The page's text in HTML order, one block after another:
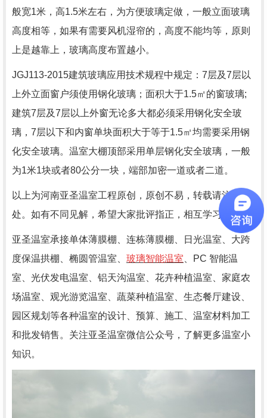
般宽1米，高1.5米左右，为方便玻璃定做，一般立面玻璃
高度相等，如果有需要风机湿帘的，高度不能均等，原则
上是越靠上，玻璃高度布置越小。
JGJ113-2015建筑玻璃应用技术规程中规定： 7层及7层以
上外立面窗户须使用钢化玻璃；面积大于1.5㎡的窗玻璃;
建筑7层及7层以上外窗无论多大都必须采用钢化安全玻
璃 ， 7层以下和内窗单块面积大于等于1.5㎡均需要采用钢
化安全玻璃。温室大棚顶部采用单层钢化安全玻璃，一般
为1米1块或者80公分一块，端部加密一道或者二道。
以上为河南亚圣温室工程原创，原创不易，转载请注明出
处。如有不同见解，希望大家批评指正，相互学习。
亚圣温室承接单体薄膜棚、连栋薄膜棚、日光温室、大跨
度保温拱棚、椭圆管温室、 玻璃智能温室、
PC 智能温
室、光伏发电温室、铝天沟温室、花卉种植温室、家庭农
场温室、观光游览温室、蔬菜种植温室、生态餐厅建设、
园区规划等各种温室的设计、预算、施工、温室材料加工
和批发销售。关注亚圣温室微信公众号，了解更多温室小
知识。